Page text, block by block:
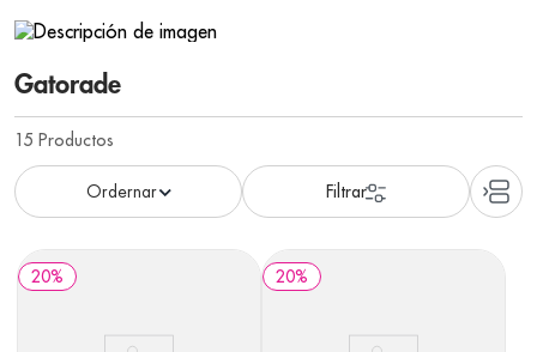
Gatorade
15 Productos
20% 20%
1. protector solar
2. pañales
3. eucerin
4. cerave
nivea
6. shampoo
7.